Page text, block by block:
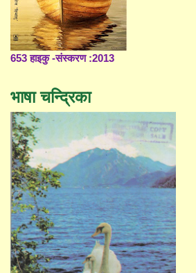
653 हाइकु -संस्करण :2013
भाषा चन्द्रिका